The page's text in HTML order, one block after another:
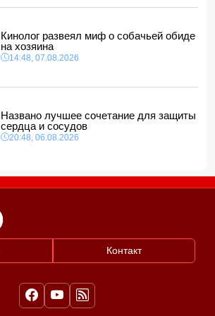
Кинолог развеял миф о собачьей обиде
на хозяина
14:48, 07.08.2026
Названо лучшее сочетание для защиты
сердца и сосудов
20:48, 06.08.2026
Контакт